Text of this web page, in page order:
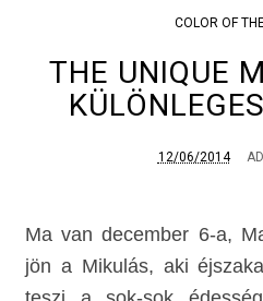
COLOR OF
THE UNIQUE
12/06/2014
Ma van december 6-a,
jön a Mikulás, aki